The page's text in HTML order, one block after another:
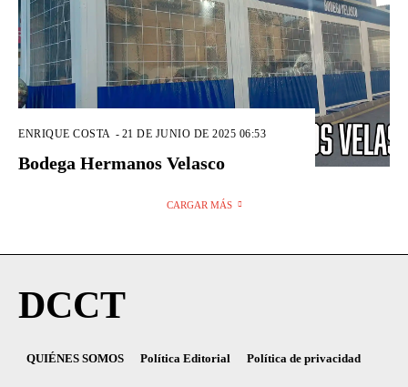
ENRIQUE COSTA - 21 DE JUNIO DE 2025 06:53
Bodega Hermanos Velasco
CARGAR MÁS
DCCT
QUIÉNES SOMOS Política Editorial Política de privacidad